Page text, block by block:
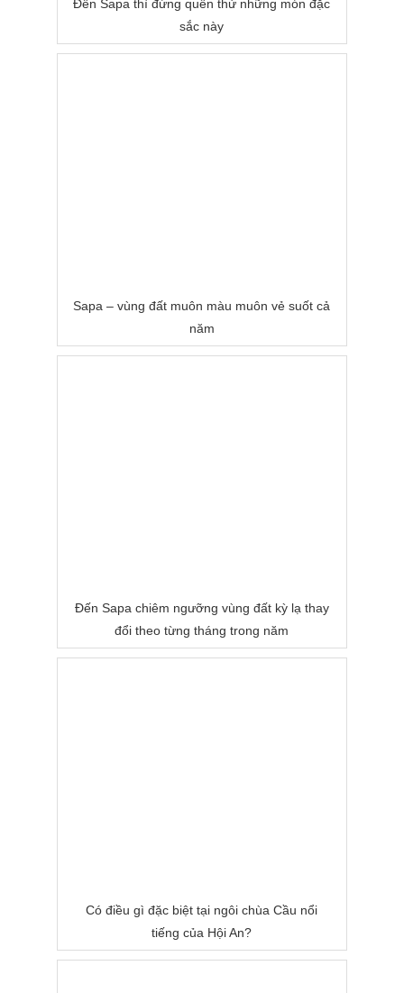
Đến Sapa thì đừng quên thử những món đặc
sắc này
Sapa – vùng đất muôn màu muôn vẻ suốt cả
năm
Đến Sapa chiêm ngưỡng vùng đất kỳ lạ thay
đổi theo từng tháng trong năm
Có điều gì đặc biệt tại ngôi chùa Cầu nổi
tiếng của Hội An?